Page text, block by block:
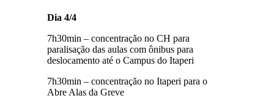
Dia 4/4
7h30min – concentração no CH para
paralisação das aulas com ônibus para
deslocamento até o Campus do Itaperi
7h30min – concentração no Itaperi para o
Abre Alas da Greve